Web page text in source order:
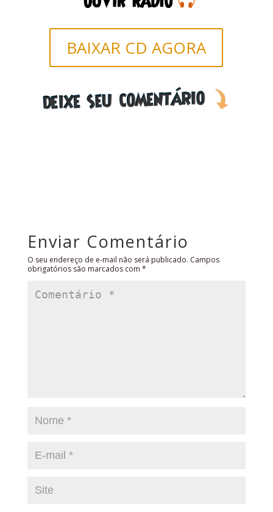
BAIXAR CD AGORA
Enviar Comentário
O seu endereço de e-mail não será publicado. Campos
obrigatórios são marcados com *